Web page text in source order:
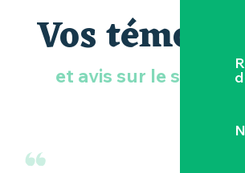
Vos
et avis sur le site du